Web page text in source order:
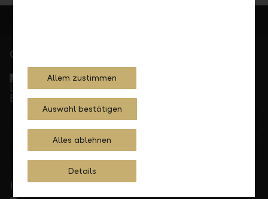
Gerne für Sie da
Service Direkt
bis 17.30 Uhr
+423 236 88 11
Feedback
In Ihrer Nähe
Allem zustimmen
Auswahl bestätigen
Alles ablehnen
Details